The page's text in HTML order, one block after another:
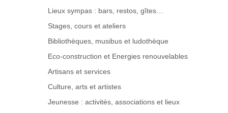
Lieux sympas : bars, restos, gîtes…
Stages, cours et ateliers
Bibliothèques, musibus et ludothèque
Eco-construction et Energies renouvelables
Artisans et services
Culture, arts et artistes
Jeunesse : activités, associations et lieux